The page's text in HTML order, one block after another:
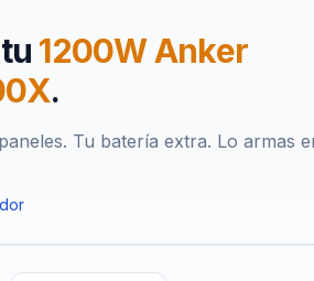
1200W Anker
.
Tu batería extra. Lo armas